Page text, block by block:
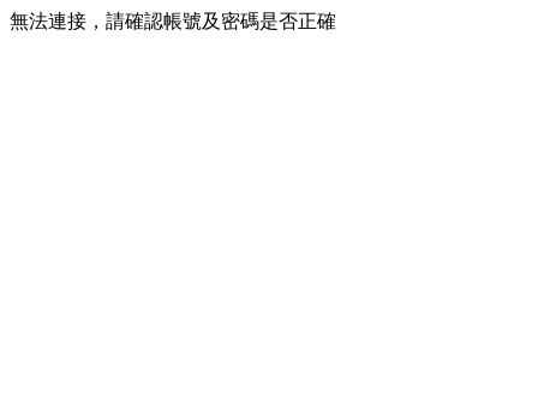
無法連接，請確認帳號及密碼是否正確